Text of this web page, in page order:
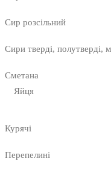
Сир розсільний
Сири тверді, полутверді,
Сметана
Яйця
Курячі
Перепелині